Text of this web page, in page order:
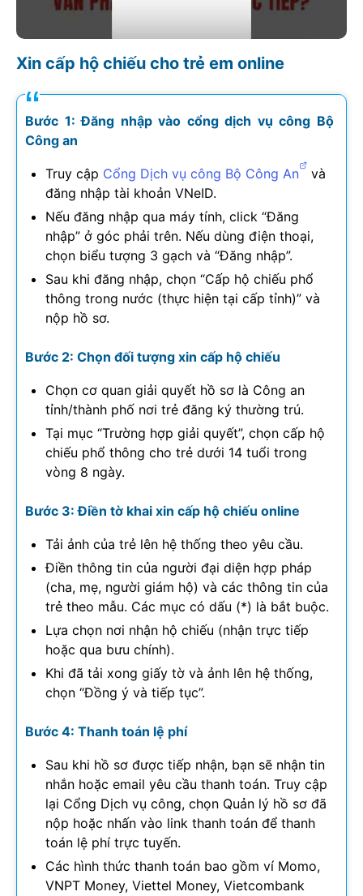
Xin cấp hộ chiếu cho trẻ em online
Bước 1: Đăng nhập vào cổng dịch vụ công Bộ
Công an
Truy cập Cổng Dịch vụ công Bộ Công An
và
đăng nhập tài khoản VNeID.
Nếu đăng nhập qua máy tính, click “Đăng
nhập” ở góc phải trên. Nếu dùng điện thoại,
chọn biểu tượng 3 gạch và “Đăng nhập”.
Sau khi đăng nhập, chọn “Cấp hộ chiếu phổ
thông trong nước (thực hiện tại cấp tỉnh)” và
nộp hồ sơ.
Bước 2: Chọn đối tượng xin cấp hộ chiếu
Chọn cơ quan giải quyết hồ sơ là Công an
tỉnh/thành phố nơi trẻ đăng ký thường trú.
Tại mục “Trường hợp giải quyết”, chọn cấp hộ
chiếu phổ thông cho trẻ dưới 14 tuổi trong
vòng 8 ngày.
Bước 3: Điền tờ khai xin cấp hộ chiếu online
Tải ảnh của trẻ lên hệ thống theo yêu cầu.
Điền thông tin của người đại diện hợp pháp
(cha, mẹ, người giám hộ) và các thông tin của
trẻ theo mẫu. Các mục có dấu (*) là bắt buộc.
Lựa chọn nơi nhận hộ chiếu (nhận trực tiếp
hoặc qua bưu chính).
Khi đã tải xong giấy tờ và ảnh lên hệ thống,
chọn “Đồng ý và tiếp tục”.
Bước 4: Thanh toán lệ phí
Sau khi hồ sơ được tiếp nhận, bạn sẽ nhận tin
nhắn hoặc email yêu cầu thanh toán. Truy cập
lại Cổng Dịch vụ công, chọn Quản lý hồ sơ đã
nộp hoặc nhấn vào link thanh toán để thanh
toán lệ phí trực tuyến.
Các hình thức thanh toán bao gồm ví Momo,
VNPT Money, Viettel Money, Vietcombank